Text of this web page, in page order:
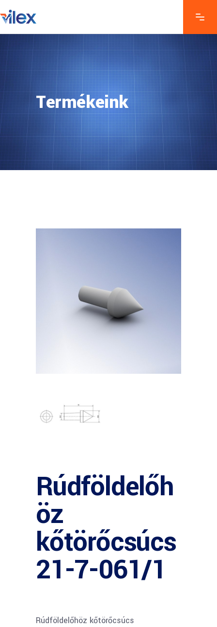
Termékeink
Rúdföldelőh
öz
kőtörőcsúcs
21-7-061/1
Rúdföldelőhöz kőtörőcsúcs